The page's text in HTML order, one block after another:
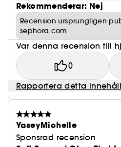
Rekommenderar: Nej
Recension ursprungligen
sephora.com
Var denna recension till
0
Rapportera detta innehåll
YaseyMichelle
Sponsrad recension